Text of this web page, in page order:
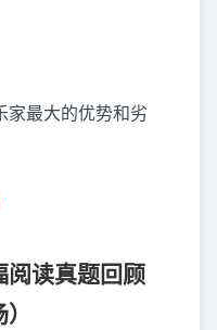
家最大的优势和劣
读真题回顾